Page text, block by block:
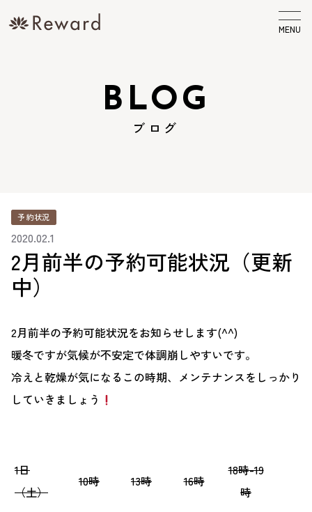
MENU
BLOG
ブログ
予約状況
2020.02.1
2月前半の予約可能状況（更新
中）
2月前半の予約可能状況をお知らせします(^^)
暖冬ですが気候が不安定で体調崩しやすいです。
冷えと乾燥が気になるこの時期、メンテナンスをしっかり
していきましょう
1日
（土）
10時 13時 16時
18時-19
時